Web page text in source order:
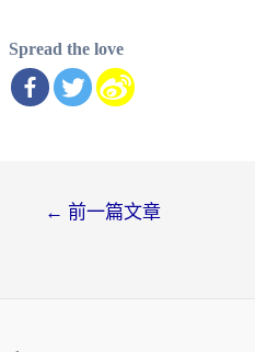
Spread the love
← 前一篇文章